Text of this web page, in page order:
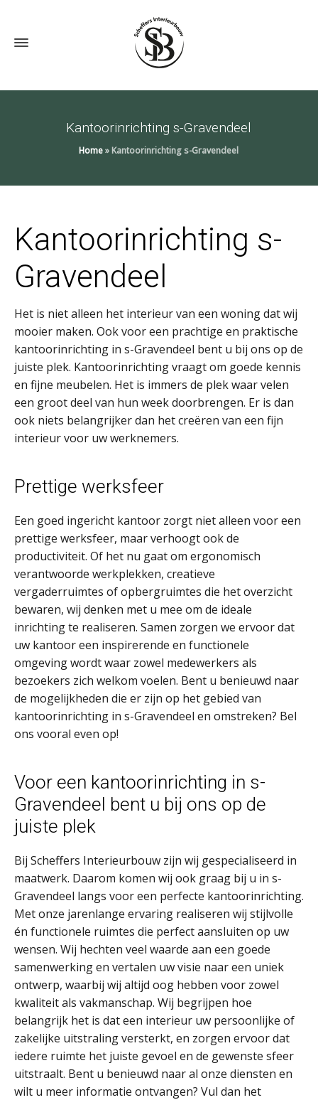
Kantoorinrichting s-Gravendeel
Home»Kantoorinrichting s-Gravendeel
Kantoorinrichting s-
Gravendeel
Het is niet alleen het interieur van een woning dat wij
mooier maken. Ook voor een prachtige en praktische
kantoorinrichting in s-Gravendeel bent u bij ons op de
juiste plek. Kantoorinrichting vraagt om goede kennis
en fijne meubelen. Het is immers de plek waar velen
een groot deel van hun week doorbrengen. Er is dan
ook niets belangrijker dan het creëren van een fijn
interieur voor uw werknemers.
Prettige werksfeer
Een goed ingericht kantoor zorgt niet alleen voor een
prettige werksfeer, maar verhoogt ook de
productiviteit. Of het nu gaat om ergonomisch
verantwoorde werkplekken, creatieve
vergaderruimtes of opbergruimtes die het overzicht
bewaren, wij denken met u mee om de ideale
inrichting te realiseren. Samen zorgen we ervoor dat
uw kantoor een inspirerende en functionele
omgeving wordt waar zowel medewerkers als
bezoekers zich welkom voelen. Bent u benieuwd naar
de mogelijkheden die er zijn op het gebied van
kantoorinrichting in s-Gravendeel en omstreken? Bel
ons vooral even op!
Voor een kantoorinrichting in s-
Gravendeel bent u bij ons op de
juiste plek
Bij Scheffers Interieurbouw zijn wij gespecialiseerd in
maatwerk. Daarom komen wij ook graag bij u in s-
Gravendeel langs voor een perfecte kantoorinrichting.
Met onze jarenlange ervaring realiseren wij stijlvolle
én functionele ruimtes die perfect aansluiten op uw
wensen. Wij hechten veel waarde aan een goede
samenwerking en vertalen uw visie naar een uniek
ontwerp, waarbij wij altijd oog hebben voor zowel
kwaliteit als vakmanschap. Wij begrijpen hoe
belangrijk het is dat een interieur uw persoonlijke of
zakelijke uitstraling versterkt, en zorgen ervoor dat
iedere ruimte het juiste gevoel en de gewenste sfeer
uitstraalt. Bent u benieuwd naar al onze diensten en
wilt u meer informatie ontvangen? Vul dan het